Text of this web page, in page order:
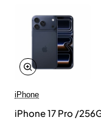
iPhone
iPhone 17 Pro /